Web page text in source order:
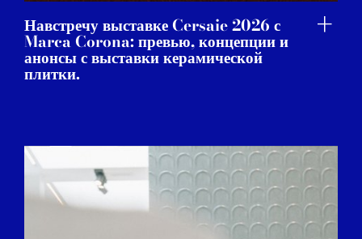
Навстречу выставке Cersaie 2026 с
Marca Corona: превью, концепции и
анонсы с выставки керамической
плитки.